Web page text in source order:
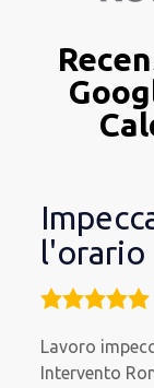
l'orario
5,0
Lavoro
Intervento